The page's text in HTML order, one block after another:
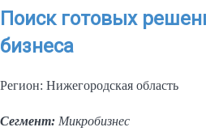
Поиск готовых
бизнеса
Регион: Нижегородская область
Сегмент: Микробизнес